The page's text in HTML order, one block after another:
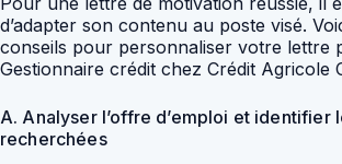
d’adapter son contenu au poste visé.
conseils pour personnaliser votre lettre
Gestionnaire crédit chez Crédit Agricole
A. Analyser l’offre d’emploi et identifier
recherchées